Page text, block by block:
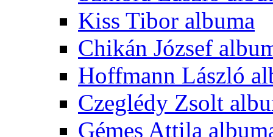
Kiss Tibor albuma
Chikán József
Hoffmann László
Czeglédy Zsolt
Gémes Attila